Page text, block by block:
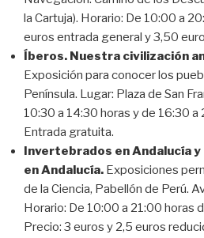
la Cartuja). Horario: De 10:00 a
euros entrada general y 3,50
Íberos. Nuestra civilización
Exposición para conocer los
Península. Lugar: Plaza de San
10:30 a 14:30 horas y de 16:30 a
Entrada gratuita.
Invertebrados en Andalucía
en Andalucía. Exposiciones
de la Ciencia, Pabellón de Perú.
Horario: De 10:00 a 21:00 horas
Precio: 3 euros y 2,5 euros